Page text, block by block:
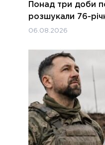
Понад три доби
розшукали 76-
06.08.2026